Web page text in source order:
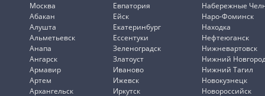
Москва
Абакан
Алушта
Альметьевск
Анапа
Ангарск
Армавир
Артем
Архангельск
Евпатория
Ейск
Екатеринбург
Ессентуки
Зеленоградск
Златоуст
Иваново
Ижевск
Иркутск
Набережные
Наро-Фоминск
Находка
Нефтеюганск
Нижневартовск
Нижний
Нижний Тагил
Новокузнецк
Новороссийск